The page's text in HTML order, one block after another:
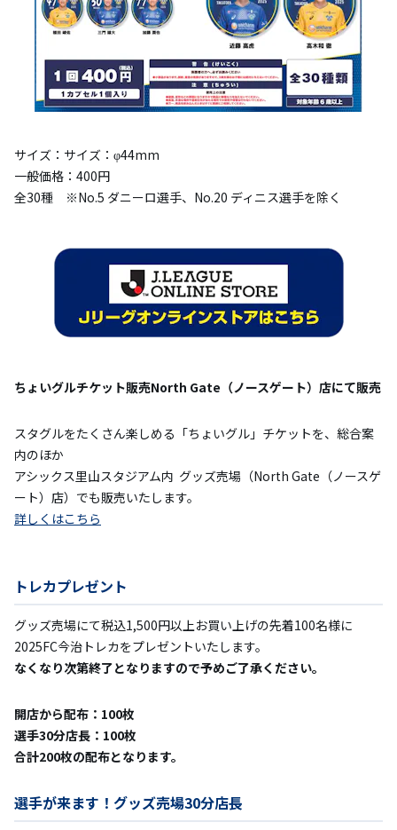
サイズ：サイズ：φ44mm
一般価格：400円
全30種 ※No.5 ダニーロ選手、No.20 ディニス選手を除く
ちょいグルチケット販売North Gate（ノースゲート）店にて販売
スタグルをたくさん楽しめる「ちょいグル」チケットを、総合案
内のほか
アシックス里山スタジアム内 グッズ売場（North Gate（ノースゲ
ート）店）でも販売いたします。
詳しくはこちら
トレカプレゼント
グッズ売場にて税込1,500円以上お買い上げの先着100名様に
2025FC今治トレカをプレゼントいたします。
なくなり次第終了となりますので予めご了承ください。
開店から配布：100枚
選手30分店長：100枚
合計200枚の配布となります。
選手が来ます！グッズ売場30分店長